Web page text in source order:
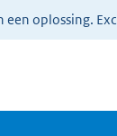
oplossing.